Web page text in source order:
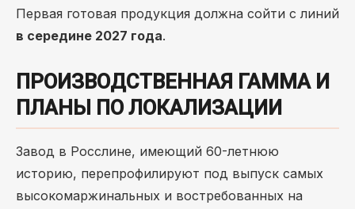
Первая готовая продукция должна сойти с линий
в середине 2027 года.
ПРОИЗВОДСТВЕННАЯ ГАММА И
ПЛАНЫ ПО ЛОКАЛИЗАЦИИ
Завод в Росслине, имеющий 60-летнюю
историю, перепрофилируют под выпуск самых
высокомаржинальных и востребованных на